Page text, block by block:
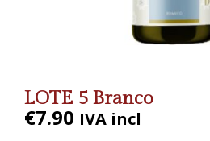
LOTE 5 Branco
€7.90 IVA incl